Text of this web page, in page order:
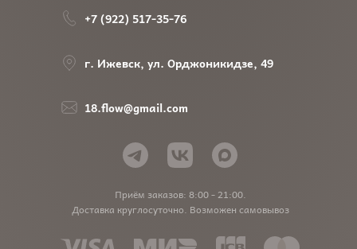
Приём заказов: 8:00 - 21:00.
Доставка круглосуточно. Возможен самовывоз
+7 (922) 517-35-76
г. Ижевск, ул. Орджоникидзе, 49
18.flow@gmail.com